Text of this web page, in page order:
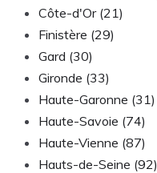
Côte-d'Or (21)
Finistère (29)
Gard (30)
Gironde (33)
Haute-Garonne (31)
Haute-Savoie (74)
Haute-Vienne (87)
Hauts-de-Seine (92)